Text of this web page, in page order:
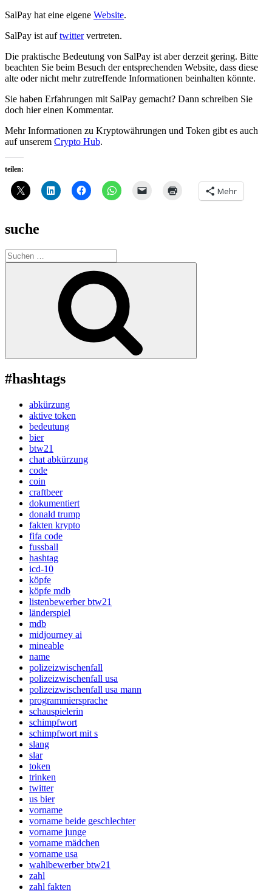
SalPay hat eine eigene Website.
SalPay ist auftwittervertreten.
Die praktische Bedeutung von SalPay ist aber derzeit gering. Bitte
beachten Sie beim Besuch der entsprechenden Website, dass diese
alte oder nicht mehr zutreffende Informationen beinhalten könnte.
Sie haben Erfahrungen mit SalPay gemacht? Dann schreiben Sie
doch hier einen Kommentar.
Mehr Informationen zu Kryptowährungen und Token gibt es auch
auf unserem Crypto Hub.
teilen:
Mehr
suche
Suche
nach:
#hashtags
abkürzung
aktive token
bedeutung
bier
btw21
chat abkürzung
code
coin
craftbeer
dokumentiert
donald trump
fakten krypto
fifa code
fussball
hashtag
icd-10
köpfe
köpfe mdb
listenbewerber btw21
länderspiel
mdb
midjourney ai
mineable
name
polizeizwischenfall
polizeizwischenfall usa
polizeizwischenfall usa mann
programmiersprache
schauspielerin
schimpfwort
schimpfwort mit s
slang
slar
token
trinken
twitter
us bier
vorname
vorname beide geschlechter
vorname junge
vorname mädchen
vorname usa
wahlbewerber btw21
zahl
zahl fakten